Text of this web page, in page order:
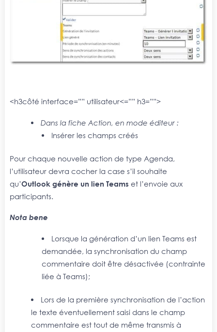
<h3côté interface=”” utilisateur<=”” h3=””>
Dans la fiche Action, en mode éditeur :
Insérer les champs créés
Pour chaque nouvelle action de type Agenda,
l’utilisateur devra cocher la case s’il souhaite
qu’Outlook génère un lien Teams et l’envoie aux
participants.
Nota bene
Lorsque la génération d’un lien Teams est
demandée, la synchronisation du champ
commentaire doit être désactivée (contrainte
liée à Teams);
Lors de la première synchronisation de l’action
le texte éventuellement saisi dans le champ
commentaire est tout de même transmis à